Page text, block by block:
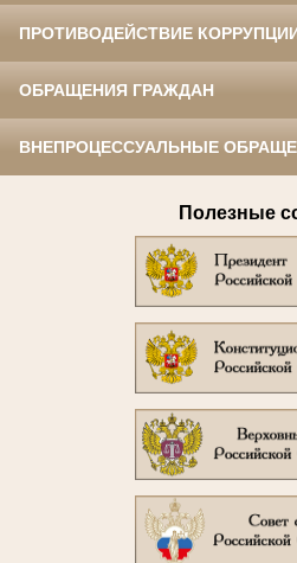
ПРОТИВОДЕЙСТВИЕ
ОБРАЩЕНИЯ ГРАЖДАН
ВНЕПРОЦЕССУАЛЬНЫЕ
Полезные